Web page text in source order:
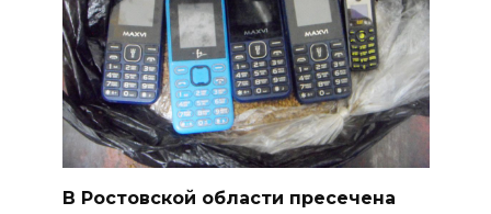
В Ростовской области пресечена